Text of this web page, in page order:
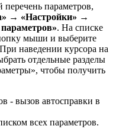
параметров,
→ «Настройки» →
. На списке
мыши и выберите
наведении курсора на
отдельные разделы
чтобы получить
всех параметров.